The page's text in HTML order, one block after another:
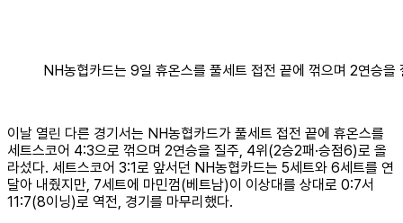
NH농협카드는 9일 휴온스를 풀세트 접전 끝에 꺾으며 2연승
이날 열린 다른 경기서는 NH농협카드가 풀세트 접전 끝에 휴온스를
세트스코어 4:3으로 꺾으며 2연승을 질주, 4위(2승2패·승점6)로 올
라섰다. 세트스코어 3:1로 앞서던 NH농협카드는 5세트와 6세트를 연
달아 내줬지만, 7세트에 마민껌(베트남)이 이상대를 상대로 0:7서
11:7(8이닝)로 역전, 경기를 마무리했다.